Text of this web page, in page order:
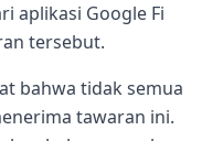
aplikasi Google Fi
tersebut.
bahwa tidak semua
tawaran ini.